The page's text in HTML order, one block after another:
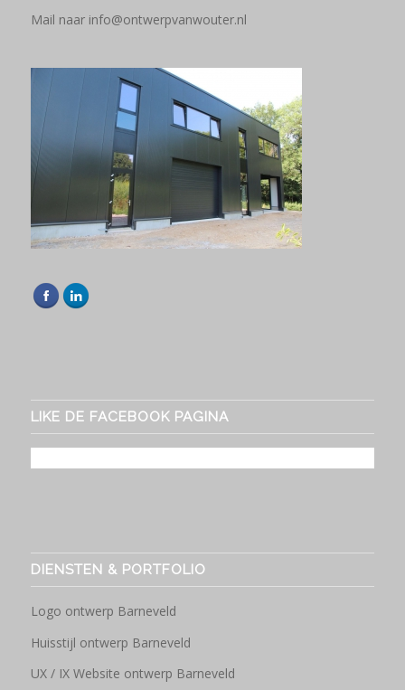
Mail naar info@ontwerpvanwouter.nl
LIKE DE FACEBOOK PAGINA
DIENSTEN & PORTFOLIO
Logo ontwerp Barneveld
Huisstijl ontwerp Barneveld
UX / IX Website ontwerp Barneveld